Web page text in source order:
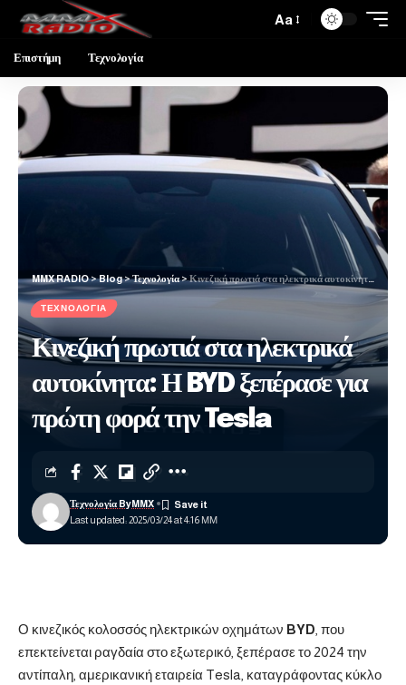
Aa
Επιστήμη Τεχνολογία
MMX RADIO>Blog>Τεχνολογία>Κινεζική πρωτιά στα ηλεκτρικά αυτοκίνητα: Η BYD ξεπέρασε για πρώτη φορά την Tesla
ΤΕΧΝΟΛΟΓΊΑ
Κινεζική πρωτιά στα ηλεκτρικά
αυτοκίνητα: Η BYD ξεπέρασε για
πρώτη φορά την Tesla
Last updated: 2025/03/24 at 4:16 ΜΜ
Τεχνολογία ByMMX
Ο κινεζικός κολοσσός ηλεκτρικών οχημάτων BYD , που
επεκτείνεται ραγδαία στο εξωτερικό, ξεπέρασε το 2024 την
αντίπαλη, αμερικανική εταιρεία Tesla, καταγράφοντας κύκλο